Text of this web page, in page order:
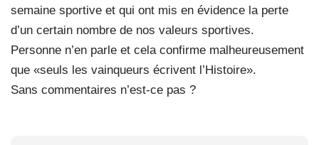
semaine sportive et qui ont mis en évidence la perte
d’un certain nombre de nos valeurs sportives.
Personne n’en parle et cela confirme malheureusement
que «seuls les vainqueurs écrivent l’Histoire».
Sans commentaires n’est-ce pas ?